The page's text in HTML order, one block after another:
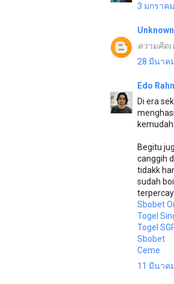
3 มกราค
Unknown
ความคิด
28 มีนาค
Edo
Di era
Begitu
canggih
tidakk
sudah
Sbobet
Togel
Togel
Sbobet
Ceme
11 มีนาค